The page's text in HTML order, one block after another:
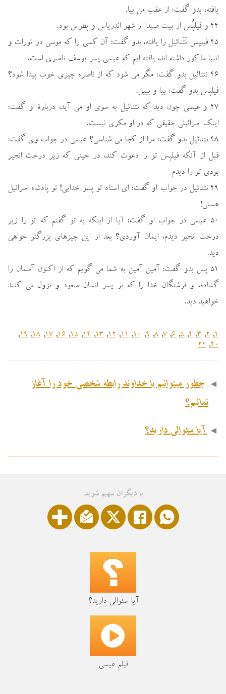
يافته، بدو گفت: از عقب من بيا.
۴۴ و فيلپُس از بيت صيدا از شهر اندرياس و پطرس بود.
۴۵ فيلپس نَتَنائيل را يافته، بدو گفت: آن كسي را كه موسي در تورات و
انبيا مذكور داشته اند، يافته ايم كه عيسي پسر يوسف ناصري است.
۴۶ نتنائيل بدو گفت: مگر مي شود كه از ناصره چيزي خوب پيدا شود؟
فيلپس بدو گفت: بيا و ببين.
۴۷ و عيسي چون ديد كه نتنائيل به سوي او مي آيد، دربارة او گفت:
اينك اسرائيلي حقيقي كه در او مكري نيست.
۴۸ نتنائيل بدو گفت: مرا از كجا مي شناسي؟ عيسي در جواب وي گفت:
قبل از آنكه فيلپس تو را دعوت كند، در حيني كه زير درخت انجير
بودي تو را ديدم
۴۹ نتنائيل در جواب او گفت: اي استاد تو پسر خدايي! تو پادشاه اسرائيل
هستي!
۵۰ عيسي در جواب او گفت: آيا از اينكه به تو گفتم كه تو را زير
درخت انجير ديدم، ايمان آوردي؟ بعد از اين چيزهاي بزرگتر خواهي
ديد.
۵۱ پس بدو گفت: آمين آمين به شما مي گويم كه از اكنون آسمان را
گشاده، و فرشتگان خدا را كه بر پسر انسان صعود و نزول مي كنند
خواهيد ديد.
۱, ۲, ۳, ۴, ۵, ۶, ۷, ۸, ۹, ۱۰, ۱۱, ۱۲, ۱۳, ۱۴, ۱۵, ۱۶, ۱۷, ۱۸, ۱۹,
۲۰, ۲۱
◄ چطور میتوانیم با خداوند رابطه شخصی خود را آغاز
نمائیم؟
◄ آیا سئوالی دارید؟
با دیگران سهیم شوید
آیا سئوالی دارید؟
فیلم عیسی